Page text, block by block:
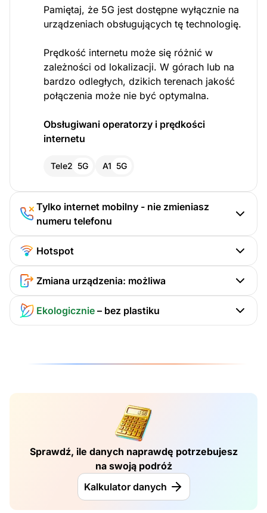
Pamiętaj, że 5G jest dostępne wyłącznie na
urządzeniach obsługujących tę technologię.
Prędkość internetu może się różnić w
zależności od lokalizacji. W górach lub na
bardzo odległych, dzikich terenach jakość
połączenia może nie być optymalna.
Obsługiwani operatorzy i prędkości
internetu
Tele2 5G A1 5G
Tylko internet mobilny - nie zmieniasz
numeru telefonu
Hotspot
Zmiana urządzenia: możliwa
Ekologicznie – bez plastiku
Sprawdź, ile danych naprawdę potrzebujesz
na swoją podróż
Kalkulator danych